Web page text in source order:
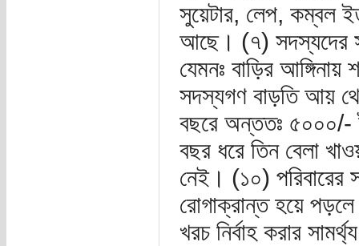
সুয়েটার, লেপ, কম্বল
আছে। (৭) সদস্যদের
যেমনঃ বাড়ির
সদস্যগণ বাড়তি আয়
বছরে অন্ততঃ ৫০০০/-
বছর ধরে তিন বেলা
নেই। (১০) পরিবারের
রোগাক্রান্ত হয়ে পড়লে
খরচ নির্বাহ করার